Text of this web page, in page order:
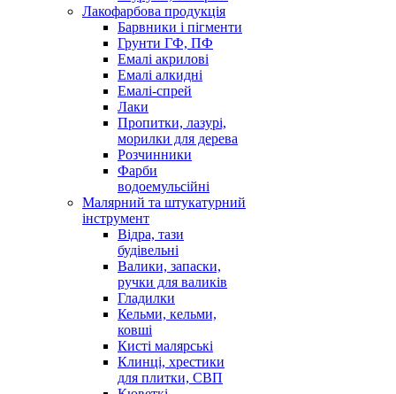
Лакофарбова продукція
Барвники і пігменти
Грунти ГФ, ПФ
Емалі акрилові
Емалі алкидні
Емалі-спрей
Лаки
Пропитки, лазурі,
морилки для дерева
Розчинники
Фарби
водоемульсійні
Малярний та штукатурний
інструмент
Відра, тази
будівельні
Валики, запаски,
ручки для валиків
Гладилки
Кельми, кельми,
ковші
Кисті малярські
Клинці, хрестики
для плитки, СВП